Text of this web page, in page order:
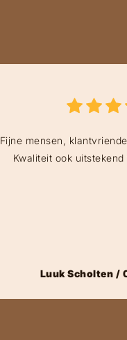
Fijne mensen,
Kwaliteit ook
Luuk Scholten /